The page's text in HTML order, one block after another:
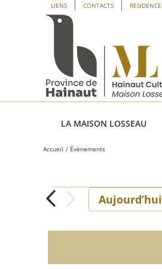
Panneau de gestion des cookies
LIENS CONTACTS RESIDENCE
LA MAISON LOSSEAU
Accueil Évènements
Évènements
Aujourd’hui